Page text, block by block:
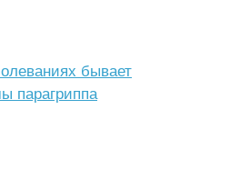
бывает
парагриппа